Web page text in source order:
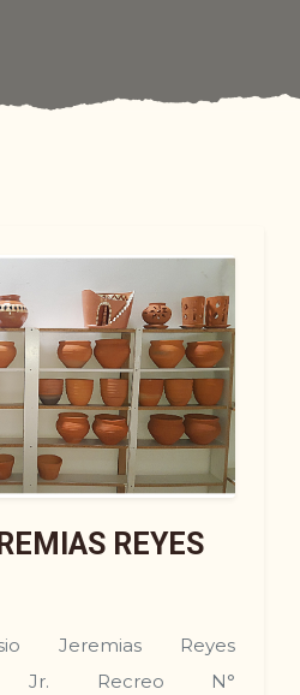
REYES
Jeremi­as Reyes
Jr. Recreo N°